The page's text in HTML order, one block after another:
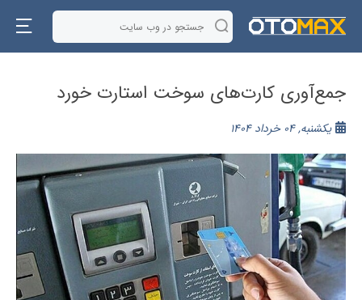
جمع‌آوری کارت‌های سوخت استارت خورد
یکشنبه, 04 خرداد 1404